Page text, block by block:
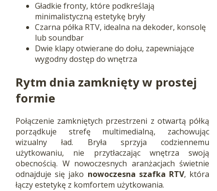
Gładkie fronty, które podkreślają
minimalistyczną estetykę bryły
Czarna półka RTV, idealna na dekoder, konsolę
lub soundbar
Dwie klapy otwierane do dołu, zapewniające
wygodny dostęp do wnętrza
Rytm dnia zamknięty w prostej
formie
Połączenie zamkniętych przestrzeni z otwartą półką
porządkuje strefę multimedialną, zachowując
wizualny ład. Bryła sprzyja codziennemu
użytkowaniu, nie przytłaczając wnętrza swoją
obecnością. W nowoczesnych aranżacjach świetnie
odnajduje się jako nowoczesna szafka RTV, która
łączy estetykę z komfortem użytkowania.